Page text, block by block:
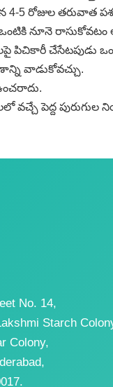
4-5 రోజుల తరువాత
నూనె రాసుకోవటం
పిచికారీ చేసేటపుడు
వాడుకోవచ్చు.
వచ్చే పెద్ద
No. 14,
Starch
Colony,